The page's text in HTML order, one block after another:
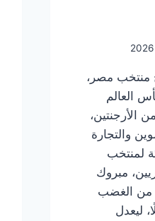
منتخب مصر،
كأس العالم
الأرجنتين،
والتجارة
لمنتخب
مبروك
من الغضب
963 تفاعلًا، ليعدل